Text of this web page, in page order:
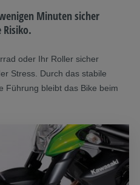
Minuten sicher
Risiko.
oder Ihr Roller sicher
Stress. Durch das stabile
Führung bleibt das Bike beim